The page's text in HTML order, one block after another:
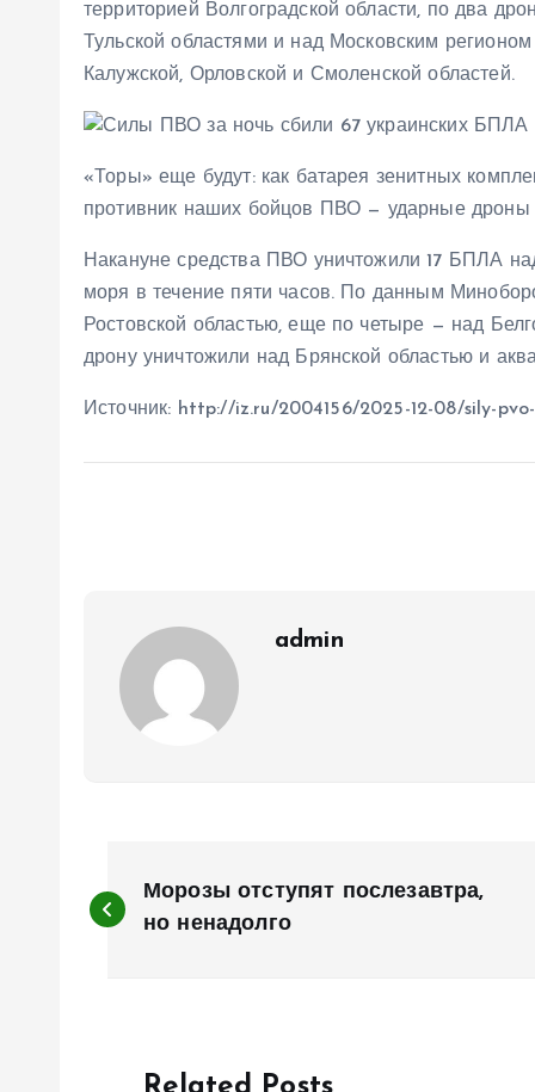
территорией Волгоградской области, по два
Тульской областями и над Московским
Калужской, Орловской и Смоленской областей.
«Торы» еще будут: как батарея зенитных
противник наших бойцов ПВО — ударные дроны
Накануне средства ПВО уничтожили 17 БПЛА
моря в течение пяти часов. По данным
Ростовской областью, еще по четыре — над
дрону уничтожили над Брянской областью и
Источник: http://iz.ru/2004156/2025-12-08/sily-
admin
а
Морозы отступят послезавтра,
но ненадолго